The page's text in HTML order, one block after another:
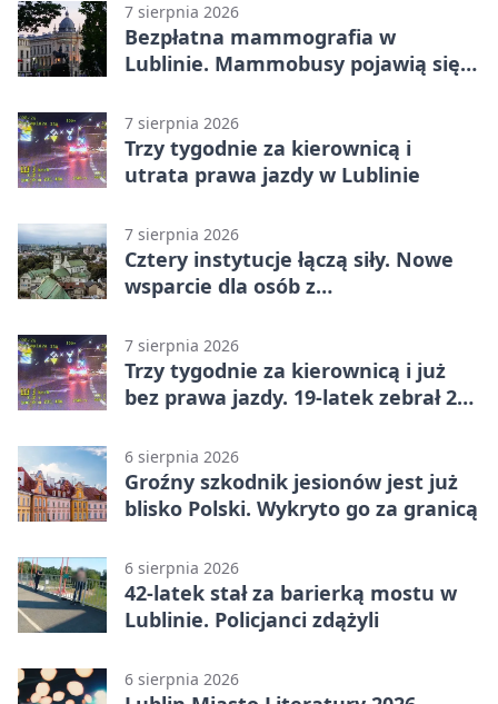
7 sierpnia 2026
Bezpłatna mammografia w
Lublinie. Mammobusy pojawią się
7 sierpnia 2026
Trzy tygodnie za kierownicą i
utrata prawa jazdy w Lublinie
7 sierpnia 2026
Cztery instytucje łączą siły. Nowe
wsparcie dla osób z
7 sierpnia 2026
Trzy tygodnie za kierownicą i już
bez prawa jazdy. 19-latek zebrał 23
6 sierpnia 2026
Groźny szkodnik jesionów jest już
blisko Polski. Wykryto go za granicą
6 sierpnia 2026
42-latek stał za barierką mostu w
Lublinie. Policjanci zdążyli
6 sierpnia 2026